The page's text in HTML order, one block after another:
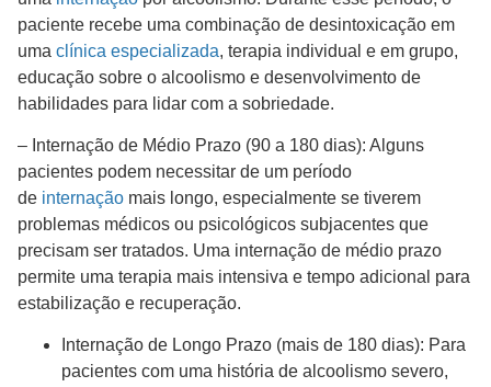
paciente recebe uma combinação de desintoxicação em
uma clínica especializada, terapia individual e em grupo,
educação sobre o alcoolismo e desenvolvimento de
habilidades para lidar com a sobriedade.
– Internação de Médio Prazo (90 a 180 dias): Alguns
pacientes podem necessitar de um período
de internação mais longo, especialmente se tiverem
problemas médicos ou psicológicos subjacentes que
precisam ser tratados. Uma internação de médio prazo
permite uma terapia mais intensiva e tempo adicional para
estabilização e recuperação.
Internação de Longo Prazo (mais de 180 dias): Para
pacientes com uma história de alcoolismo severo,